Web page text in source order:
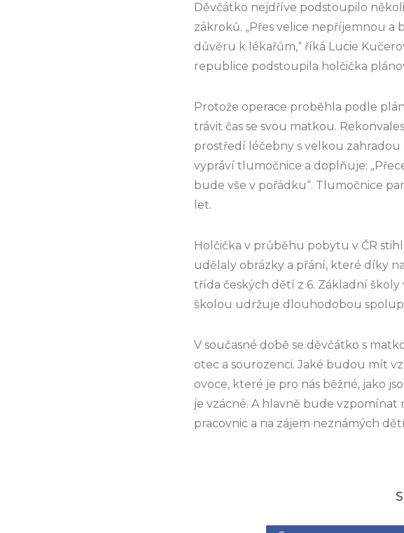
Děvčátko nejdříve podstoupilo
zákroků. „Přes velice nepříjemnou
důvěru k lékařům,“ říká Lucie
republice podstoupila holčička
Protože operace proběhla podle
trávit čas se svou matkou.
prostředí léčebny s velkou zahradou
vypráví tlumočnice a doplňuje:
bude vše v pořádku“. Tlumočnice
let.
Holčička v průběhu pobytu v ČR
udělaly obrázky a přání, které díky
třída českých dětí z 6. Základní
školou udržuje dlouhodobou
V současné době se děvčátko s
otec a sourozenci. Jaké budou mít
ovoce, které je pro nás běžné, jako
je vzácné. A hlavně bude
pracovnic a na zájem neznámých